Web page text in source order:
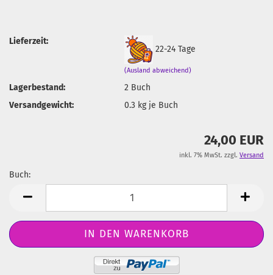
Lieferzeit:
22-24 Tage
(Ausland abweichend)
Lagerbestand: 2 Buch
Versandgewicht:
0.3 kg je Buch
24,00 EUR
inkl. 7% MwSt. zzgl. Versand
Buch: